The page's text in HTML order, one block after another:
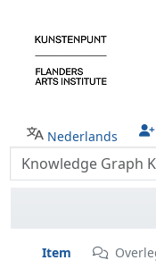
Nederlands
Item